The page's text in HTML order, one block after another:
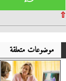
⇧
موضوعات متعلقة